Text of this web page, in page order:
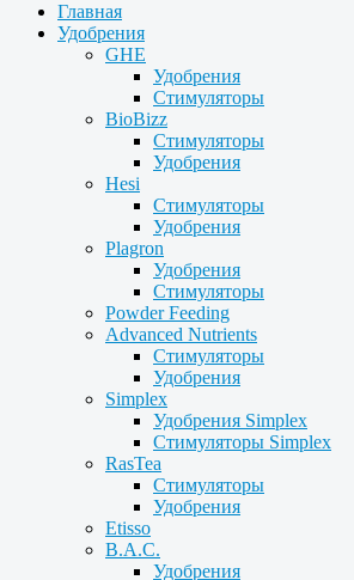
Главная
Удобрения
GHE
Удобрения
Стимуляторы
BioBizz
Стимуляторы
Удобрения
Hesi
Стимуляторы
Удобрения
Plagron
Удобрения
Стимуляторы
Powder Feeding
Advanced Nutrients
Стимуляторы
Удобрения
Simplex
Удобрения Simplex
Стимуляторы Simplex
RasTea
Стимуляторы
Удобрения
Etisso
B.A.C.
Удобрения